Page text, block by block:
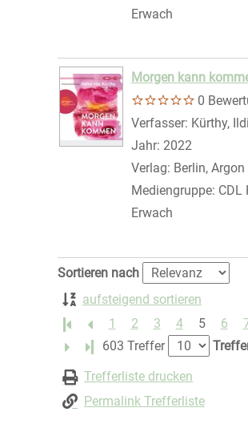
Erwach
Morgen kann
0
Verfasser: Kürthy,
Jahr: 2022
Verlag: Berlin,
Mediengruppe: CDL
Erwach
Zu den Suchfiltern springen
Sortieren nach
aufsteigend sortieren
1
2 3 4 5 6
Letzte Seite
603 Treffer
Trefferliste drucken
Permalink Trefferliste